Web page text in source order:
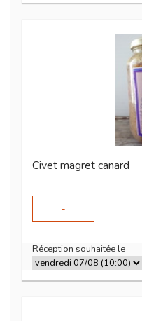
Civet magret canard
-
Réception souhaitée le